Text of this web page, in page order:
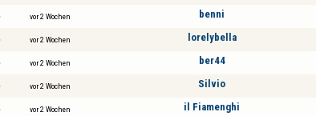
vor 2 Wochen benni
vor 2 Wochen lorelybella
vor 2 Wochen ber44
vor 2 Wochen Silvio
vor 2 Wochen il Fiamenghi